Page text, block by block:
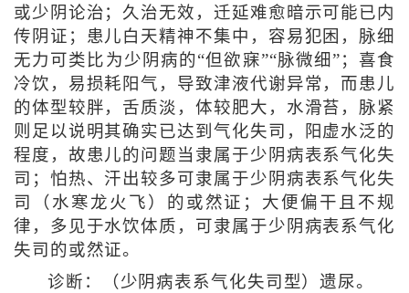
或少阴论治；久治无效，迁延难愈暗示可能已内
传阴证；患儿白天精神不集中，容易犯困，脉细
无力可类比为少阴病的“但欲寐”“脉微细”；喜食
冷饮，易损耗阳气，导致津液代谢异常，而患儿
的体型较胖，舌质淡，体较肥大，水滑苔，脉紧
则足以说明其确实已达到气化失司，阳虚水泛的
程度，故患儿的问题当隶属于少阴病表系气化失
司；怕热、汗出较多可隶属于少阴病表系气化失
司（水寒龙火飞）的或然证；大便偏干且不规
律，多见于水饮体质，可隶属于少阴病表系气化
失司的或然证。
诊断：（少阴病表系气化失司型）遗尿。